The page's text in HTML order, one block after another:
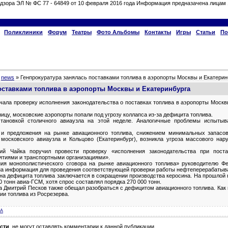
ЭЛ № ФС 77 - 64849 от 10 февраля 2016 года Информация предназачена лицам
Поликлиники Форум Театры Фото Альбомы Контакты Игры Статьи
news » Генпрокуратура занялась поставками топлива в аэропорты Москвы и
топлива в аэропорты Москвы и Екатеринбурга
проверку исполнения законодательства о поставках топлива в аэропорты
московские аэропорты попали под угрозу коллапса из-за дефицита топлива.
столичного авиаузла на этой неделе. Аналогичные проблемы
предложения на рынке авиационного топлива, снижением минимальных
авиаузла и Кольцово (Екатеринбург), возникла угроза массового
поручил провести проверку «исполнения законодательства при
и транспортными организациями».
монополистического сговора на рынке авиационного топлива» руководителю
информация для проведения соответствующей проверки работы
дефицита топлива заключается в сокращении производства керосина. На
авиа-ГСМ, хотя спрос составлял порядка 270 000 тонн.
Дмитрий Песков также обещал разобраться с дефицитом авиационного топлива.
топлива из Росрезерва.
, не могут оставлять комментарии к данной публикации.